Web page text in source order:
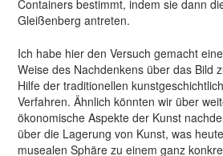
Containers bestimmt, indem sie dann
Gleißenberg antreten.
Ich habe hier den Versuch gemacht
Weise des Nachdenkens über das Bild
Hilfe der traditionellen
Verfahren. Ähnlich könnten wir über
ökonomische Aspekte der Kunst
über die Lagerung von Kunst, was
musealen Sphäre zu einem ganz